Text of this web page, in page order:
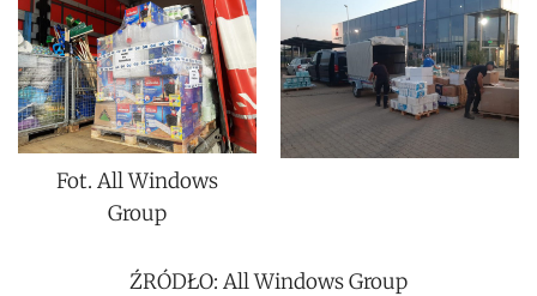
Fot. All Windows
Group
ŹRÓDŁO: All Windows Group